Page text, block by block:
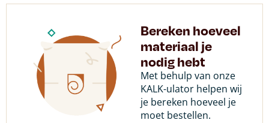
Bereken hoeveel
materiaal je
nodig hebt
Met behulp van onze
KALK-ulator helpen wij
je bereken hoeveel je
moet bestellen.